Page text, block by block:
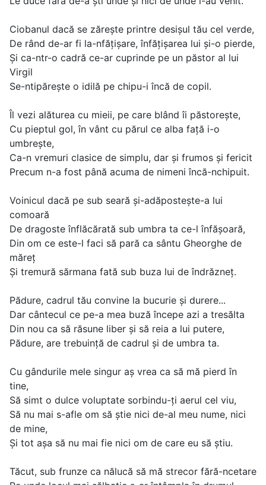
Ciobanul dacă se zărește printre desișul tău cel verde,
De rând de-ar fi la-nfățișare, înfățișarea lui și-o pierde,
Și ca-ntr-o cadră ce-ar cuprinde pe un păstor al lui
Virgil
Se-ntipărește o idilă pe chipu-i încă de copil.
Îl vezi alăturea cu mieii, pe care blând îi păstorește,
Cu pieptul gol, în vânt cu părul ce alba față i-o
umbrește,
Ca-n vremuri clasice de simplu, dar și frumos și fericit
Precum n-a fost până acuma de nimeni încă-nchipuit.
Voinicul dacă pe sub seară și-adăpostește-a lui
comoară
De dragoste înflăcărată sub umbra ta ce-l înfășoară,
Din om ce este-l faci să pară ca sântu Gheorghe de
măreț
Și tremură sărmana fată sub buza lui de îndrăzneț.
Pădure, cadrul tău convine la bucurie și durere...
Dar cântecul ce pe-a mea buză începe azi a tresălta
Din nou ca să răsune liber și să reia a lui putere,
Pădure, are trebuință de cadrul și de umbra ta.
Cu gândurile mele singur aș vrea ca să mă pierd în
tine,
Să simt o dulce voluptate sorbindu-ți aerul cel viu,
Să nu mai s-afle om să știe nici de-al meu nume, nici
de mine,
Și tot așa să nu mai fie nici om de care eu să știu.
Tăcut, sub frunze ca nălucă să mă strecor fără-ncetare